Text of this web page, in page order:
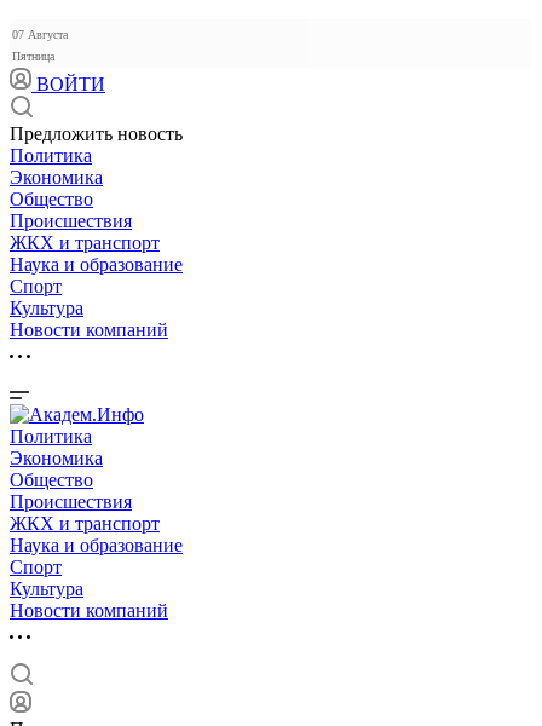
07 Августа
Пятница
ВОЙТИ
Предложить новость
Политика
Экономика
Общество
Происшествия
ЖКХ и транспорт
Наука и образование
Спорт
Культура
Новости компаний
Политика
Экономика
Общество
Происшествия
ЖКХ и транспорт
Наука и образование
Спорт
Культура
Новости компаний